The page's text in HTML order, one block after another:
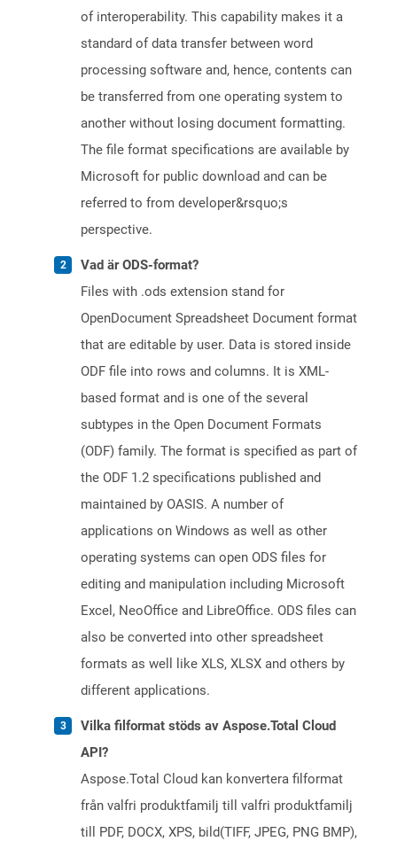
of interoperability. This capability makes it a
standard of data transfer between word
processing software and, hence, contents can
be transferred from one operating system to
another without losing document formatting.
The file format specifications are available by
Microsoft for public download and can be
referred to from developer&rsquo;s
perspective.
Vad är ODS-format?
Files with .ods extension stand for
OpenDocument Spreadsheet Document format
that are editable by user. Data is stored inside
ODF file into rows and columns. It is XML-
based format and is one of the several
subtypes in the Open Document Formats
(ODF) family. The format is specified as part of
the ODF 1.2 specifications published and
maintained by OASIS. A number of
applications on Windows as well as other
operating systems can open ODS files for
editing and manipulation including Microsoft
Excel, NeoOffice and LibreOffice. ODS files can
also be converted into other spreadsheet
formats as well like XLS, XLSX and others by
different applications.
Vilka filformat stöds av Aspose.Total Cloud
API?
Aspose.Total Cloud kan konvertera filformat
från valfri produktfamilj till valfri produktfamilj
till PDF, DOCX, XPS, bild(TIFF, JPEG, PNG BMP),